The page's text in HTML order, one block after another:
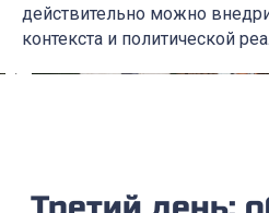
действительно можно
контекста и политической